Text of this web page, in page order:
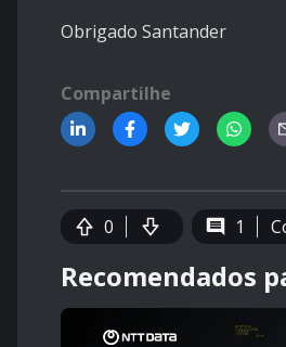
Obrigado Santander
Compartilhe
0 1
Recomendados